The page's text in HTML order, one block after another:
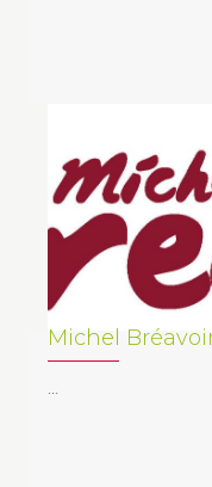
Michel
…